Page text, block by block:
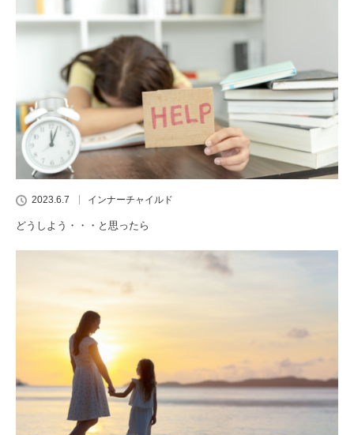
2023.6.7 インナーチャイルド
どうしよう・・・と思ったら